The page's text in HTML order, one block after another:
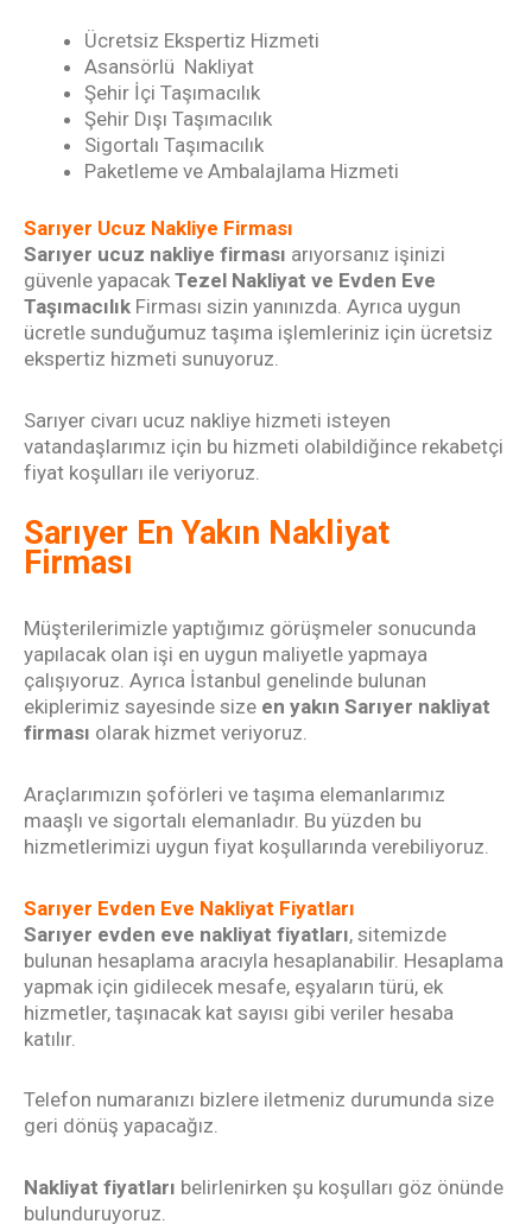
Ücretsiz Ekspertiz Hizmeti
Asansörlü Nakliyat
Şehir İçi Taşımacılık
Şehir Dışı Taşımacılık
Sigortalı Taşımacılık
Paketleme ve Ambalajlama Hizmeti
Sarıyer Ucuz Nakliye Firması
Sarıyer ucuz nakliye firması arıyorsanız işinizi
güvenle yapacak Tezel Nakliyat ve Evden Eve
Taşımacılık Firması sizin yanınızda. Ayrıca uygun
ücretle sunduğumuz taşıma işlemleriniz için ücretsiz
ekspertiz hizmeti sunuyoruz.
Sarıyer civarı ucuz nakliye hizmeti isteyen
vatandaşlarımız için bu hizmeti olabildiğince rekabetçi
fiyat koşulları ile veriyoruz.
Sarıyer En Yakın Nakliyat
Firması
Müşterilerimizle yaptığımız görüşmeler sonucunda
yapılacak olan işi en uygun maliyetle yapmaya
çalışıyoruz. Ayrıca İstanbul genelinde bulunan
ekiplerimiz sayesinde size en yakın Sarıyer nakliyat
firması olarak hizmet veriyoruz.
Araçlarımızın şoförleri ve taşıma elemanlarımız
maaşlı ve sigortalı elemanladır. Bu yüzden bu
hizmetlerimizi uygun fiyat koşullarında verebiliyoruz.
Sarıyer Evden Eve Nakliyat Fiyatları
Sarıyer evden eve nakliyat fiyatları, sitemizde
bulunan hesaplama aracıyla hesaplanabilir. Hesaplama
yapmak için gidilecek mesafe, eşyaların türü, ek
hizmetler, taşınacak kat sayısı gibi veriler hesaba
katılır.
Telefon numaranızı bizlere iletmeniz durumunda size
geri dönüş yapacağız.
Nakliyat fiyatları belirlenirken şu koşulları göz önünde
bulunduruyoruz.